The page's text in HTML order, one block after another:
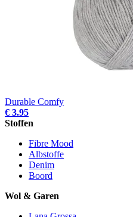
Durable Comfy
€ 3.95
Stoffen
Fibre Mood
Albstoffe
Denim
Boord
Wol & Garen